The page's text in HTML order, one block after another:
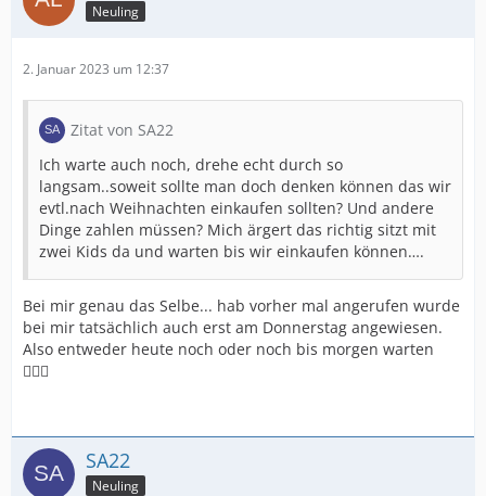
Neuling
2. Januar 2023 um 12:37
Zitat von SA22
Ich warte auch noch, drehe echt durch so
langsam..soweit sollte man doch denken können das wir
evtl.nach Weihnachten einkaufen sollten? Und andere
Dinge zahlen müssen? Mich ärgert das richtig sitzt mit
zwei Kids da und warten bis wir einkaufen können….
Bei mir genau das Selbe... hab vorher mal angerufen wurde
bei mir tatsächlich auch erst am Donnerstag angewiesen.
Also entweder heute noch oder noch bis morgen warten
🤷🏽‍♀️
SA22
Neuling